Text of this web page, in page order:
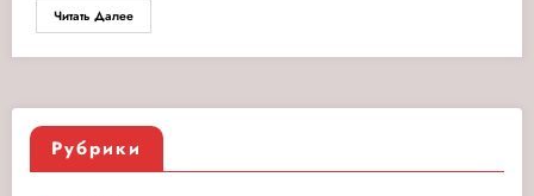
Читать Далее
Рубрики